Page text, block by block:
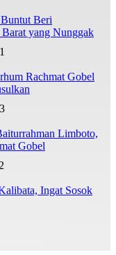
Beri
yang Nunggak
Rachmat Gobel
Limboto,
Gobel
Ingat Sosok